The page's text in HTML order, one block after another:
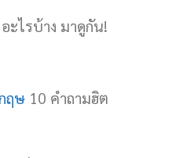
ะไรบ้าง มาดูกัน!
ฤษ10 คำถามฮิต